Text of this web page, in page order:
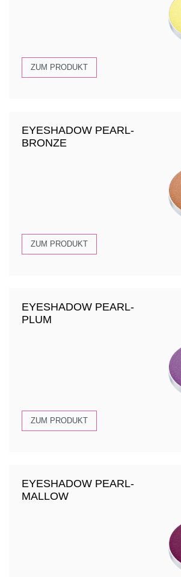
ZUM PRODUKT
EYESHADOW PEARL-
BRONZE
ZUM PRODUKT
EYESHADOW PEARL-
PLUM
ZUM PRODUKT
EYESHADOW PEARL-
MALLOW